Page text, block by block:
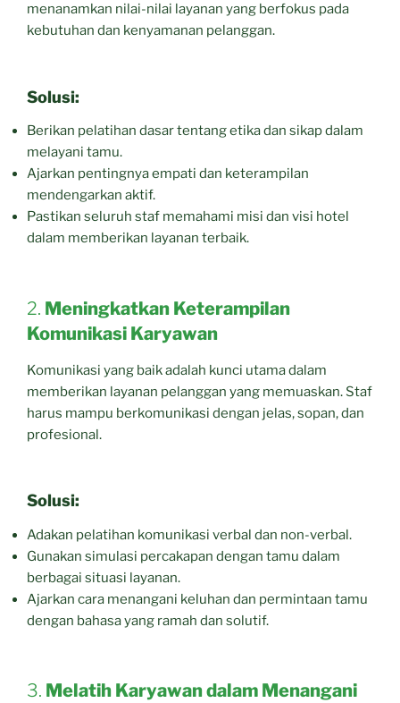
menanamkan nilai-nilai layanan yang berfokus pada
kebutuhan dan kenyamanan pelanggan.
Solusi:
Berikan pelatihan dasar tentang etika dan sikap dalam
melayani tamu.
Ajarkan pentingnya empati dan keterampilan
mendengarkan aktif.
Pastikan seluruh staf memahami misi dan visi hotel
dalam memberikan layanan terbaik.
2. Meningkatkan Keterampilan
Komunikasi Karyawan
Komunikasi yang baik adalah kunci utama dalam
memberikan layanan pelanggan yang memuaskan. Staf
harus mampu berkomunikasi dengan jelas, sopan, dan
profesional.
Solusi:
Adakan pelatihan komunikasi verbal dan non-verbal.
Gunakan simulasi percakapan dengan tamu dalam
berbagai situasi layanan.
Ajarkan cara menangani keluhan dan permintaan tamu
dengan bahasa yang ramah dan solutif.
3. Melatih Karyawan dalam Menangani